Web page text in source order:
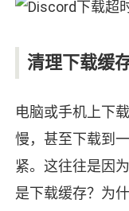
清理下载缓
电脑或手机上下
慢，甚至下载到
紧。这往往是因
是下载缓存？为